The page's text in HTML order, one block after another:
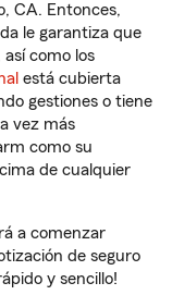
CA. Entonces,
le garantiza que
como los
está cubierta
gestiones o tiene
vez más
como su
de cualquier
a comenzar
de seguro
y sencillo!